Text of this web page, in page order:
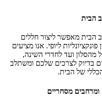
הבית
הבית מאפשר ליצור חללים
ליופי. אנו מציעים
מהסלון ועד לחדרי השינה,
בדיוק לצרכים שלכם ומשתלב
של הבית.
מסחריים